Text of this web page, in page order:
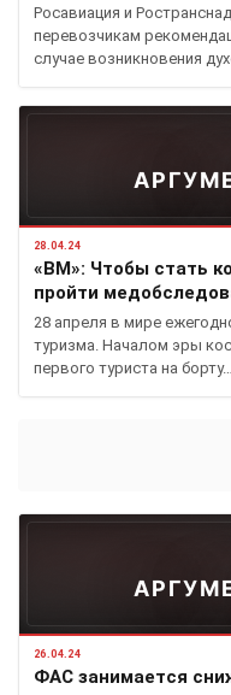
Росавиация и
перевозчикам
случае возникновения
28.04.24
«ВМ»: Чтобы стать
пройти
28 апреля в мире
туризма. Началом эры
первого туриста на борту…
26.04.24
ФАС занимается